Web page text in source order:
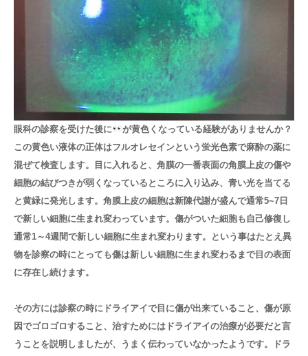
眼科の診察を受けた後に
が黄色くなっている経験がありませんか？
この黄色い液体の正体はフルオレセインという蛍光色素で麻酔の薬に
混ぜて検査します。目に入れると、角膜の一番表面の角膜上皮の傷や
細胞の結びつきが弱くなっているところに入り込み、青い光を当てる
と黄緑に発光します。角膜上皮の細胞は新陳代謝が盛んで通常5~7日
で新しい細胞に生まれ変わっています。傷がついた細胞も自己修復し
通常1～4週間で新しい細胞に生まれ変わります。という事はたとえ異
物を診察の時にとっても傷は新しい細胞に生まれ変わるまで目の表面
に存在し続けます。
その方には診察の時にドライアイで目に傷が出来ていること、傷が原
因でゴロゴロすること、治すためにはドライアイの治療が必要だと言
うことを説明しましたが、うまく伝わっていなかったようです。ドラ